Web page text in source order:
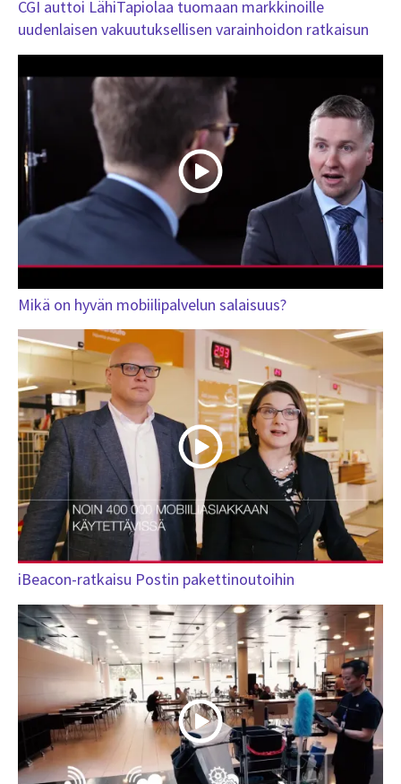
CGI auttoi LähiTapiolaa tuomaan markkinoille
uudenlaisen vakuutuksellisen varainhoidon ratkaisun
Mikä on hyvän mobiilipalvelun salaisuus?
iBeacon-ratkaisu Postin pakettinoutoihin